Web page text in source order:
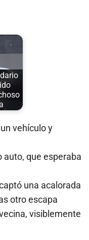
vehículo y
auto, que esperaba
una acalorada
otro escapa
visiblemente